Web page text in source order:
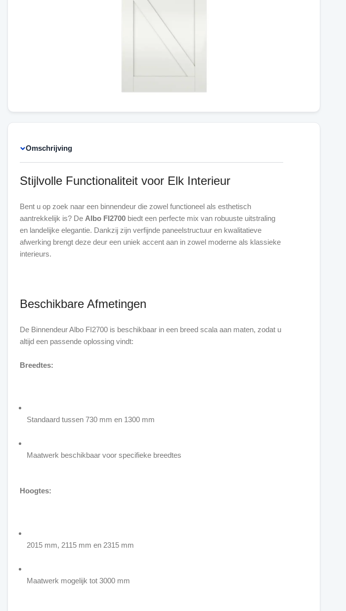
Omschrijving
Stijlvolle Functionaliteit voor Elk Interieur
Bent u op zoek naar een binnendeur die zowel functioneel als esthetisch
aantrekkelijk is? De Albo FI2700 biedt een perfecte mix van robuuste uitstraling
en landelijke elegantie. Dankzij zijn verfijnde paneelstructuur en kwalitatieve
afwerking brengt deze deur een uniek accent aan in zowel moderne als klassieke
interieurs.
Beschikbare Afmetingen
De Binnendeur Albo FI2700 is beschikbaar in een breed scala aan maten, zodat u
altijd een passende oplossing vindt:
Breedtes:
Standaard tussen 730 mm en 1300 mm
Maatwerk beschikbaar voor specifieke breedtes
Hoogtes:
2015 mm, 2115 mm en 2315 mm
Maatwerk mogelijk tot 3000 mm